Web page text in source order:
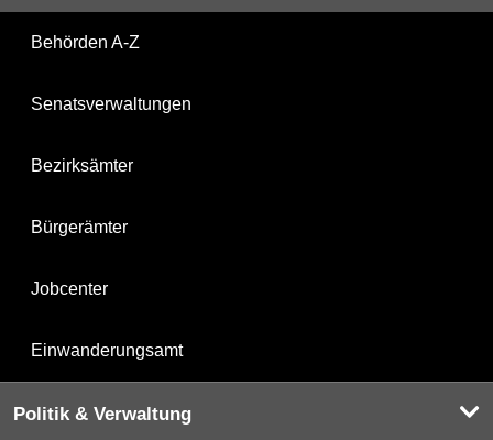
Behörden A-Z
Senatsverwaltungen
Bezirksämter
Bürgerämter
Jobcenter
Einwanderungsamt
Politik & Verwaltung